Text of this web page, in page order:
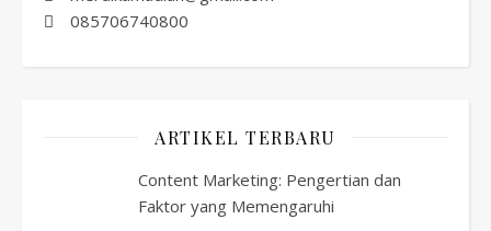
085706740800
ARTIKEL TERBARU
Content Marketing: Pengertian dan
Faktor yang Memengaruhi